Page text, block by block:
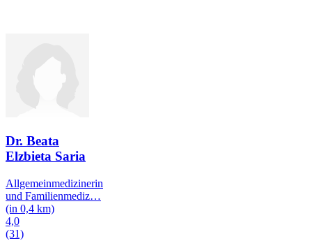
Dr. Beata
Elzbieta Saria
Allgemeinmedizinerin
und Familienmediz…
(in 0,4 km)
4,0
(31)